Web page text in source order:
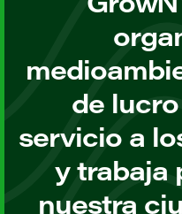
de
servicio a
y trabaja
nuestra